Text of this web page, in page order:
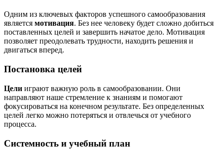
Одним из ключевых факторов успешного самообразования
является мотивация. Без нее человеку будет сложно добиться
поставленных целей и завершить начатое дело. Мотивация
позволяет преодолевать трудности, находить решения и
двигаться вперед.
Постановка целей
Цели играют важную роль в самообразовании. Они
направляют наше стремление к знаниям и помогают
фокусироваться на конечном результате. Без определенных
целей легко можно потеряться и отвлечься от учебного
процесса.
Системность и учебный план